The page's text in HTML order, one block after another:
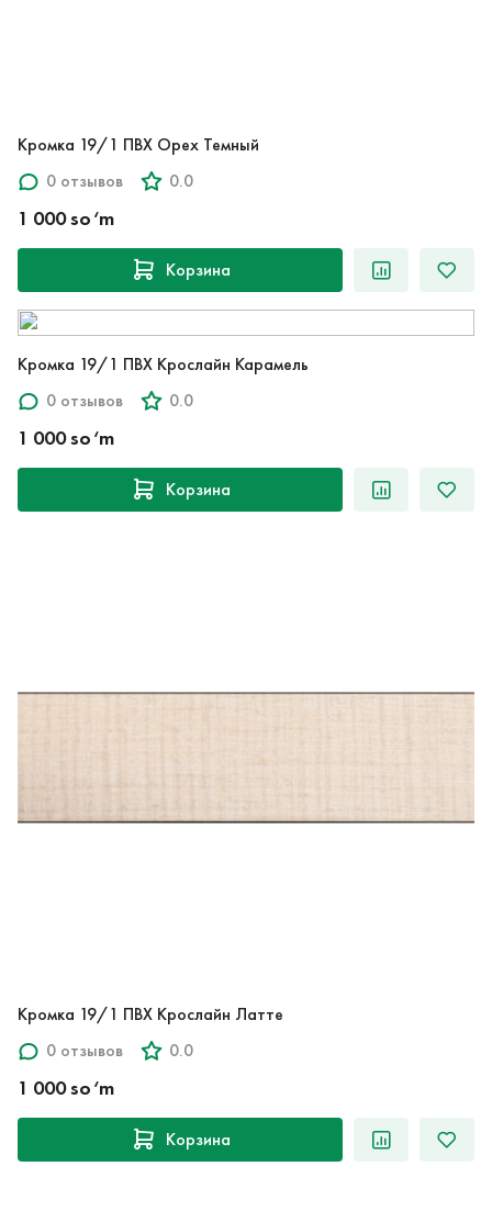
Кромка 19/1 ПВХ Орех Темный
0 отзывов
0.0
1 000 so‘m
Корзина
Кромка 19/1 ПВХ Крослайн Карамель
0 отзывов
0.0
1 000 so‘m
Корзина
Кромка 19/1 ПВХ Крослайн Латте
0 отзывов
0.0
1 000 so‘m
Корзина